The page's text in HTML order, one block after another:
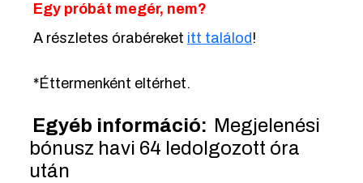
Egy próbát megér, nem?
A részletes órabéreket itt találod !
*Éttermenként eltérhet.
Egyéb információ: Megjelenési
bónusz havi 64 ledolgozott óra
után